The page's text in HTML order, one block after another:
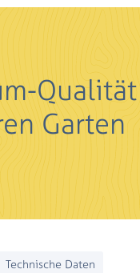
Garten
Technische Daten